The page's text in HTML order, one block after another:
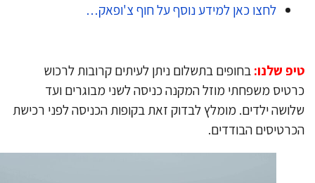
לחצו כאן למידע נוסף על חוף צ'ופאק…
שלנו:בחופים בתשלום ניתן לעיתים קרובות לרכוש
משפחתי מוזל המקנה כניסה לשני מבוגרים ועד
ילדים. מומלץ לבדוק זאת בקופות הכניסה לפני רכישת
הבודדים.